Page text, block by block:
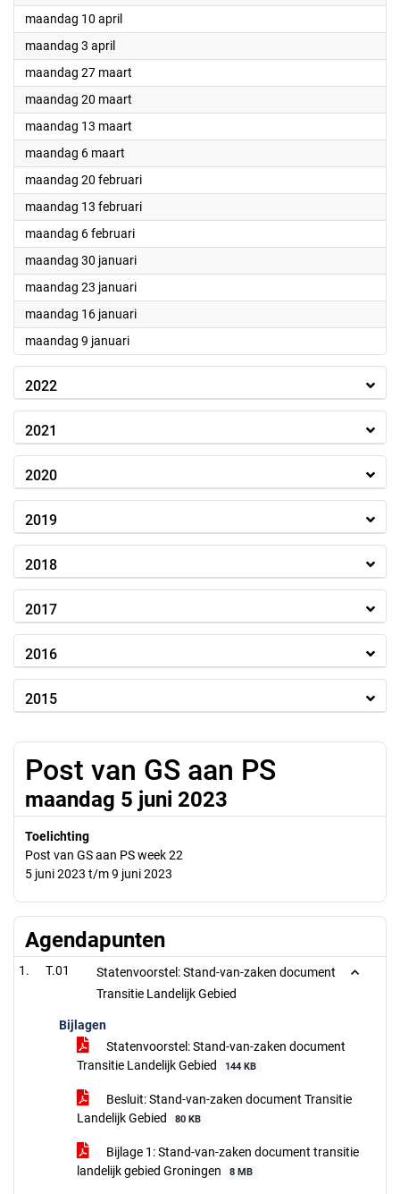
maandag 10 april2023
maandag 3 april2023
maandag 27 maart
maandag 20 maart
maandag 13 maart
maandag 6 maart
maandag 20 februari2023
maandag 13 februari2023
maandag 6 februari2023
maandag 30 januari2023
maandag 23 januari2023
maandag 16 januari2023
maandag 9 januari2023
2022
2021
2020
2019
2018
2017
2016
2015
Post van GS aan PS
maandag 5 juni 2023
Toelichting
Post van GS aan PS week 22
5 juni 2023 t/m 9 juni 2023
Agendapunten
T.01
Statenvoorstel: Stand-van-zaken document
Transitie Landelijk Gebied
Bijlagen
Statenvoorstel: Stand-van-zaken document
Transitie Landelijk Gebied
144 KB
Besluit: Stand-van-zaken document Transitie
Landelijk Gebied
80 KB
Bijlage 1: Stand-van-zaken document transitie
landelijk gebied Groningen
8 MB